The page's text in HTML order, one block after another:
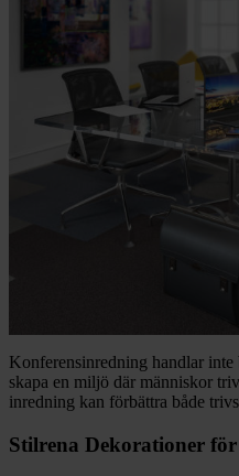
Konferensinredning handlar
skapa en miljö där människor
inredning kan förbättra både
Stilrena Dekorationer